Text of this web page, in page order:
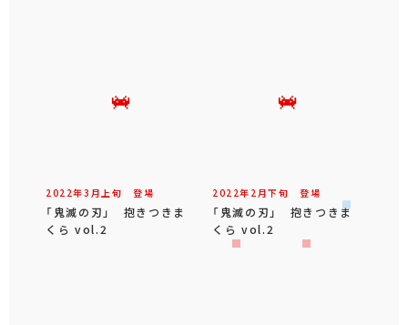
2022年3 月 上旬 登場
「鬼滅の刃」 抱きつきま
くら vol.2
2022年 2 月下旬 登場
「鬼滅の刃」 抱きつきま
くら vol.2